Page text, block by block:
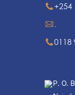
+254
0118
P. O.